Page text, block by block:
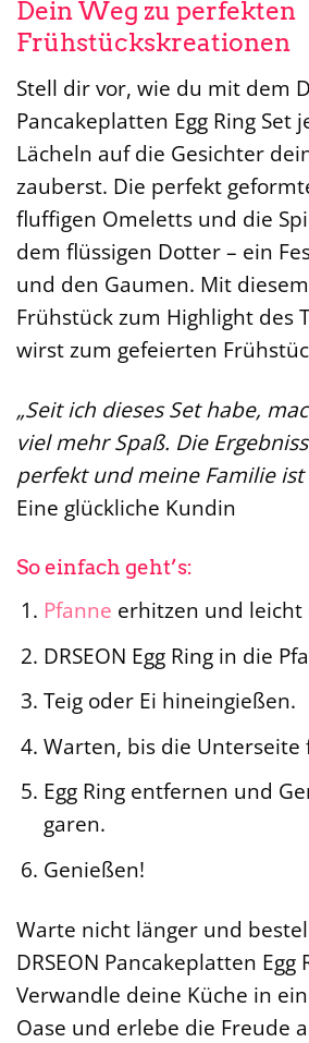
Dein Weg zu perfekten
Frühstückskreationen
Stell dir vor, wie du mit dem
Pancakeplatten Egg Ring Set
Lächeln auf die Gesichter
zauberst. Die perfekt
fluffigen Omeletts und die
dem flüssigen Dotter – ein
und den Gaumen. Mit
Frühstück zum Highlight des
wirst zum gefeierten
„Seit ich dieses Set habe,
viel mehr Spaß. Die
perfekt und meine Familie ist
Eine glückliche Kundin
So einfach geht’s:
Pfanne erhitzen und
DRSEON Egg Ring in die
Teig oder Ei hineingießen.
Warten, bis die Unterseite
Egg Ring entfernen und
garen.
Genießen!
Warte nicht länger und
DRSEON Pancakeplatten Egg
Verwandle deine Küche in
Oase und erlebe die Freude